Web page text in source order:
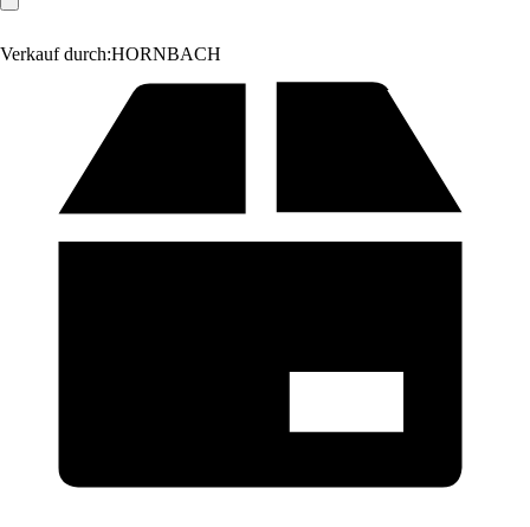
Verkauf durch:HORNBACH